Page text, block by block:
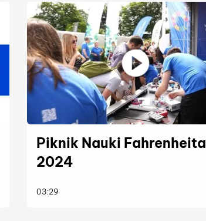
Piknik Nauki Fahrenheita
2024
więcej
03:29